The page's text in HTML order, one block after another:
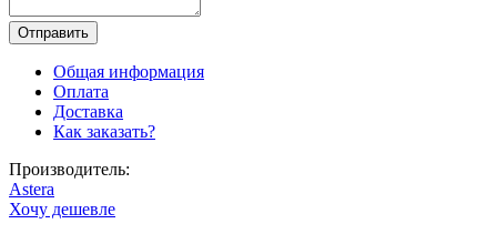
Общая информация
Оплата
Доставка
Как заказать?
Производитель:
Astera
Хочу дешевле